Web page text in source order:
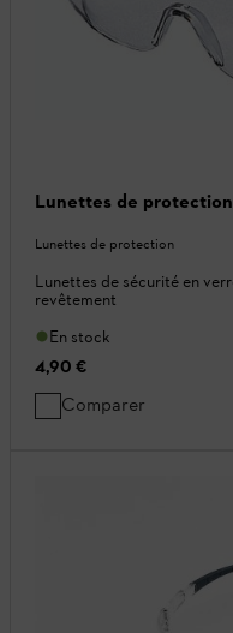
Lunettes de
Lunettes de protection
Lunettes de sécurité en
revêtement
En stock
4,90 €
Comparer